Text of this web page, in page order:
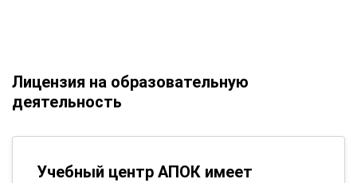
Лицензия на образовательную
деятельность
Учебный центр АПОК имеет